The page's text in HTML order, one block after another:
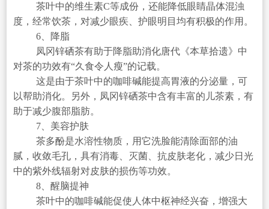
茶叶中的维生素C等成份，还能降低眼睛晶体混浊
度，经常饮茶，对减少眼疾、护眼明目均有积极的作用。
6、降脂
凤冈锌硒茶有助于降脂助消化唐代《本草拾遗》中
对茶的功效有“久食令人瘦”的记载。
这是由于茶叶中的咖啡碱能提高胃液的分泌量，可
以帮助消化。另外，凤冈锌硒茶中含有丰富的儿茶素，有
助于减少腹部脂肪。
7、美容护肤
茶多酚是水溶性物质，用它洗脸能清除面部的油
腻，收敛毛孔，具有消毒、灭菌、抗皮肤老化，减少日光
中的紫外线辐射对皮肤的损伤等功效。
8、醒脑提神
茶叶中的咖啡碱能促使人体中枢神经兴奋，增强大